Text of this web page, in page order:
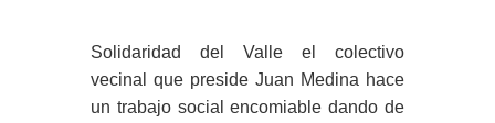
Solidaridad del Valle el colectivo
vecinal que preside Juan Medina hace
un trabajo social encomiable dando de